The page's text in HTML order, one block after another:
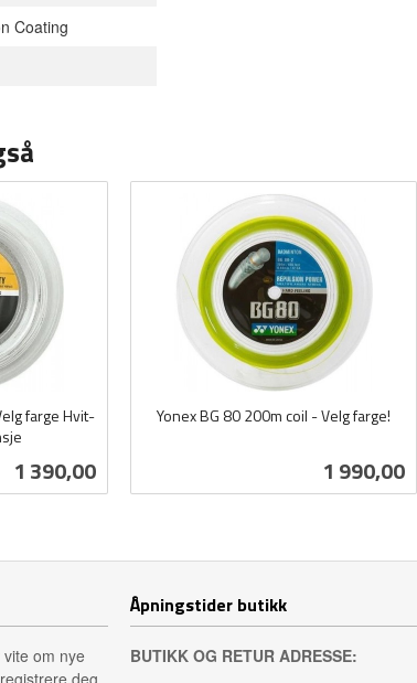
Coating
farge Hvit-
Pris
1 390,00
Yonex BG 80 200m coil - Velg farge!
Pris
1 990,00
om nye
Åpningstider butikk
BUTIKK OG RETUR ADRESSE: